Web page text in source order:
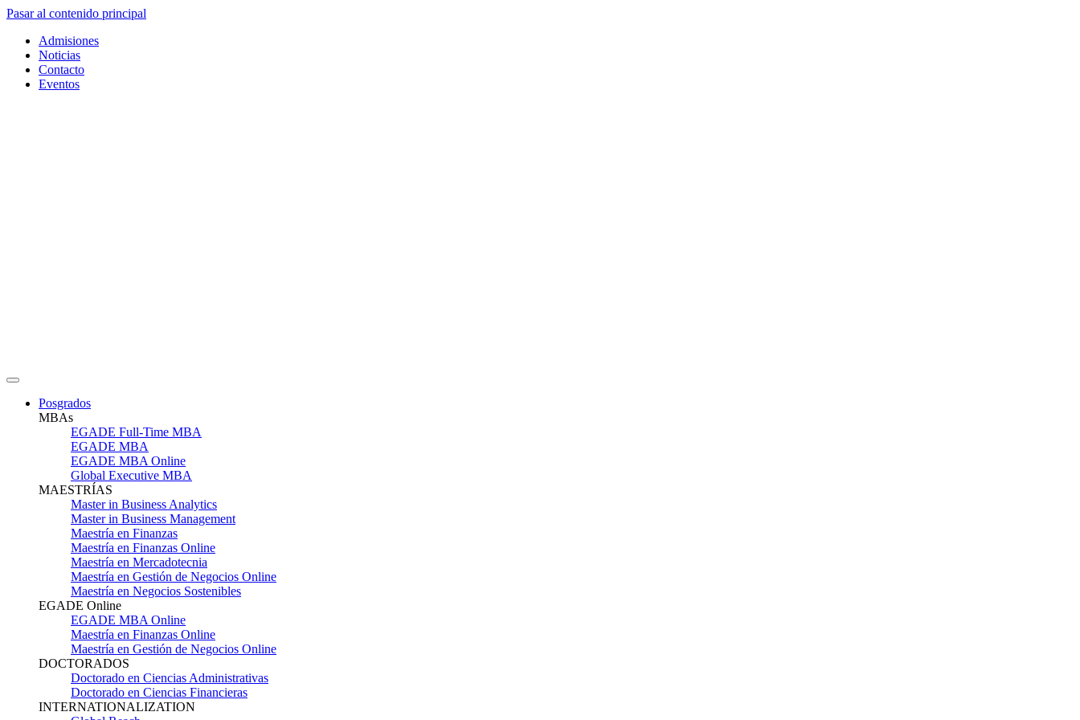
Pasar al contenido principal
Admisiones
Noticias
Contacto
Eventos
Posgrados
MBAs
EGADE Full-Time MBA
EGADE MBA
EGADE MBA Online
Global Executive MBA
MAESTRÍAS
Master in Business Analytics
Master in Business Management
Maestría en Finanzas
Maestría en Finanzas Online
Maestría en Mercadotecnia
Maestría en Gestión de Negocios Online
Maestría en Negocios Sostenibles
EGADE Online
EGADE MBA Online
Maestría en Finanzas Online
Maestría en Gestión de Negocios Online
DOCTORADOS
Doctorado en Ciencias Administrativas
Doctorado en Ciencias Financieras
INTERNATIONALIZATION